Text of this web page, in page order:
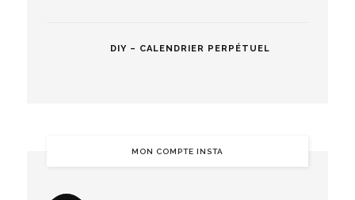
DIY – CALENDRIER PERPÉTUEL
MON COMPTE INSTA